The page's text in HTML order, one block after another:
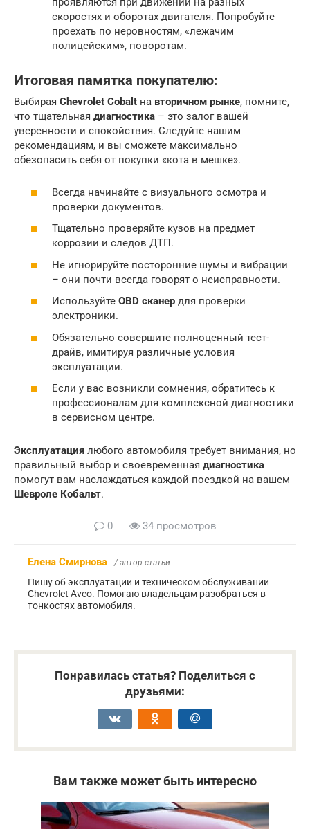
скоростях и оборотах двигателя. Попробуйте
проехать по неровностям, «лежачим
полицейским», поворотам.
Итоговая памятка покупателю:
Выбирая Chevrolet Cobalt на вторичном рынке, помните,
что тщательная диагностика – это залог вашей
уверенности и спокойствия. Следуйте нашим
рекомендациям, и вы сможете максимально
обезопасить себя от покупки «кота в мешке».
Всегда начинайте с визуального осмотра и
проверки документов.
Тщательно проверяйте кузов на предмет
коррозии и следов ДТП.
Не игнорируйте посторонние шумы и вибрации
– они почти всегда говорят о неисправности.
Используйте OBD сканер для проверки
электроники.
Обязательно совершите полноценный тест-
драйв, имитируя различные условия
эксплуатации.
Если у вас возникли сомнения, обратитесь к
профессионалам для комплексной диагностики
в сервисном центре.
Эксплуатация любого автомобиля требует внимания, но
правильный выбор и своевременная диагностика
помогут вам наслаждаться каждой поездкой на вашем
Шевроле Кобальт.
0 34 просмотров
Елена Смирнова / автор статьи
Пишу об эксплуатации и техническом обслуживании
Chevrolet Aveo. Помогаю владельцам разобраться в
тонкостях автомобиля.
Понравилась статья? Поделиться с
друзьями:
Вам также может быть интересно